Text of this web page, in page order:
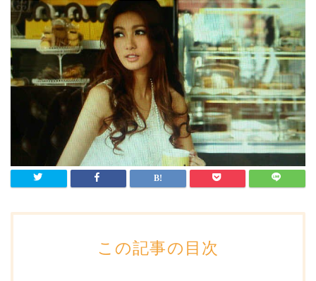
この記事の目次